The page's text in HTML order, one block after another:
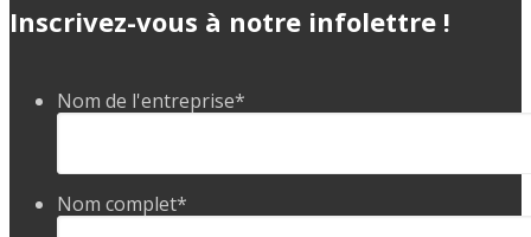
Inscrivez-vous à notre infolettre !
Nom de l'entreprise*
Nom complet*